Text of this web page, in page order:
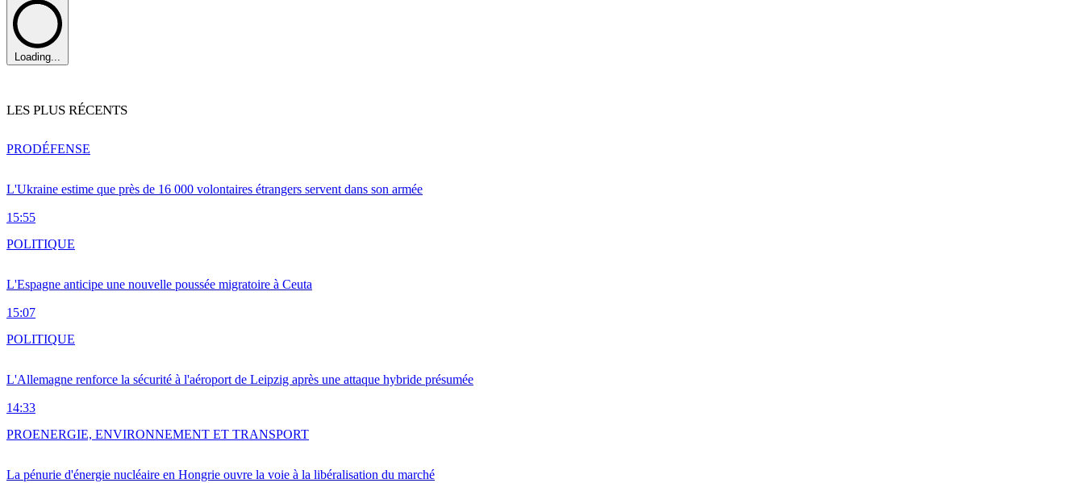
Loading...
LES PLUS RÉCENTS
L'Ukraine estime que près de 16 000 volontaires étrangers servent dans son armée
15:55
PRODÉFENSE
L'Espagne anticipe une nouvelle poussée migratoire à Ceuta
15:07
POLITIQUE
L'Allemagne renforce la sécurité à l'aéroport de Leipzig après une attaque hybride présumée
14:33
POLITIQUE
La pénurie d'énergie nucléaire en Hongrie ouvre la voie à la libéralisation du marché
PROENERGIE, ENVIRONNEMENT ET TRANSPORT